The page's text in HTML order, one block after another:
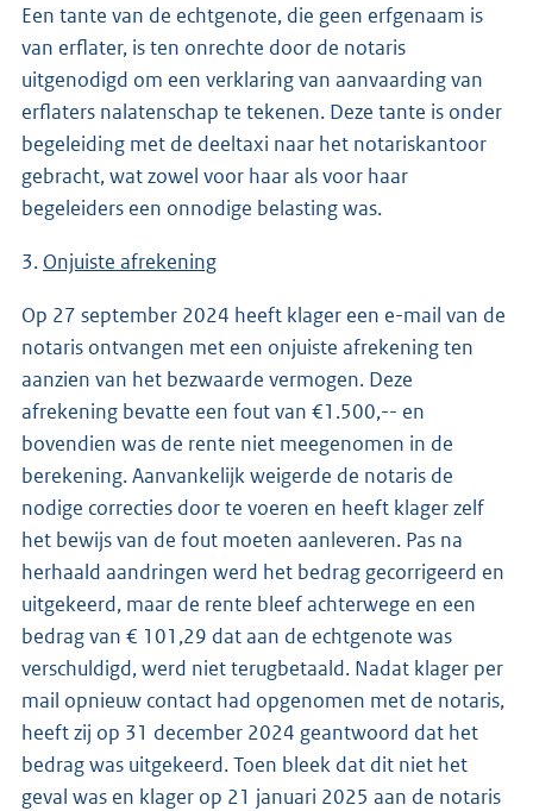
Een tante van de echtgenote, die geen erfgenaam is
van erflater, is ten onrechte door de notaris
uitgenodigd om een verklaring van aanvaarding van
erflaters nalatenschap te tekenen. Deze tante is onder
begeleiding met de deeltaxi naar het notariskantoor
gebracht, wat zowel voor haar als voor haar
begeleiders een onnodige belasting was.
3. Onjuiste afrekening
Op 27 september 2024 heeft klager een e-mail van de
notaris ontvangen met een onjuiste afrekening ten
aanzien van het bezwaarde vermogen. Deze
afrekening bevatte een fout van €1.500,-- en
bovendien was de rente niet meegenomen in de
berekening. Aanvankelijk weigerde de notaris de
nodige correcties door te voeren en heeft klager zelf
het bewijs van de fout moeten aanleveren. Pas na
herhaald aandringen werd het bedrag gecorrigeerd en
uitgekeerd, maar de rente bleef achterwege en een
bedrag van € 101,29 dat aan de echtgenote was
verschuldigd, werd niet terugbetaald. Nadat klager per
mail opnieuw contact had opgenomen met de notaris,
heeft zij op 31 december 2024 geantwoord dat het
bedrag was uitgekeerd. Toen bleek dat dit niet het
geval was en klager op 21 januari 2025 aan de notaris